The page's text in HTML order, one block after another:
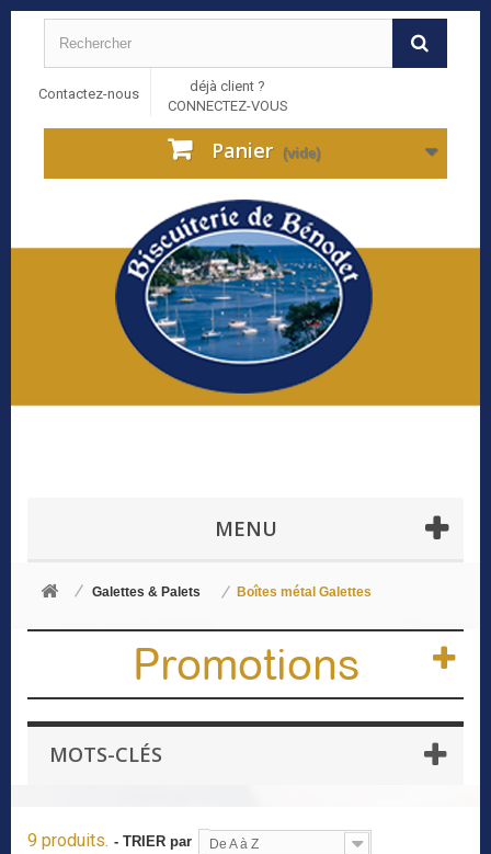
Contactez-nous
déjà client ?
CONNECTEZ-VOUS
Panier (vide)
MENU
Galettes & Palets Boîtes métal Galettes
Promotions
MOTS-CLÉS
9 produits. - TRIER par De A à Z